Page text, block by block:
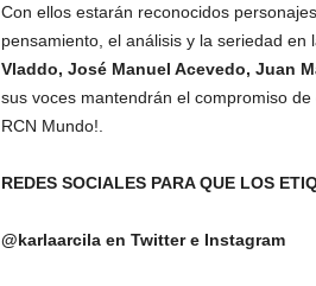
Con ellos estarán reconocidos
pensamiento, el análisis y la seriedad
Vladdo, José Manuel Acevedo, Juan
sus voces mantendrán el compromiso
RCN Mundo!.
REDES SOCIALES PARA QUE LOS
@karlaarcila en Twitter e Instagram